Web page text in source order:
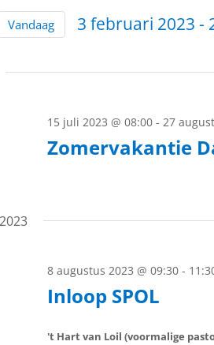
Vandaag 3 februari 2023 -
datum.
15 juli 2023 @ 08:00 - 27
Zomervakantie
8 augustus 2023 @ 09:30 -
Inloop SPOL
't Hart van Loil (voormalige